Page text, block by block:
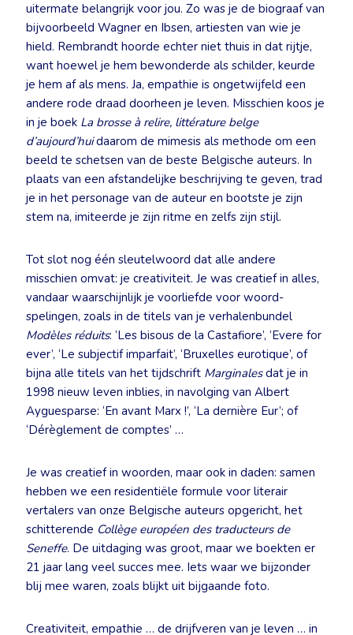
uitermate belangrijk voor jou. Zo was je de biograaf van
bijvoorbeeld Wagner en Ibsen, artiesten van wie je
hield. Rembrandt hoorde echter niet thuis in dat rijtje,
want hoewel je hem bewonderde als schilder, keurde
je hem af als mens. Ja, empathie is ongetwijfeld een
andere rode draad doorheen je leven. Misschien koos je
in je boek La brosse à relire, littérature belge
d’aujourd’huidaarom de mimesis als methode om een
beeld te schetsen van de beste Belgische auteurs. In
plaats van een afstandelijke beschrijving te geven, trad
je in het personage van de auteur en bootste je zijn
stem na, imiteerde je zijn ritme en zelfs zijn stijl.
Tot slot nog één sleutelwoord dat alle andere
misschien omvat: je creativiteit. Je was creatief in alles,
vandaar waarschijnlijk je voorliefde voor woord-
spelingen, zoals in de titels van je verhalenbundel
Modèles réduits: ‘Les bisous de la Castafiore’, ‘Evere for
ever’, ‘Le subjectif imparfait’, ‘Bruxelles eurotique’, of
bijna alle titels van het tijdschrift Marginalesdat je in
1998 nieuw leven inblies, in navolging van Albert
Ayguesparse: ‘En avant Marx !’, ‘La dernière Eur’; of
‘Dérèglement de comptes’ …
Je was creatief in woorden, maar ook in daden: samen
hebben we een residentiële formule voor literair
vertalers van onze Belgische auteurs opgericht, het
schitterende Collège européen des traducteurs de
Seneffe. De uitdaging was groot, maar we boekten er
21 jaar lang veel succes mee. Iets waar we bijzonder
blij mee waren, zoals blijkt uit bijgaande foto.
Creativiteit, empathie … de drijfveren van je leven … in